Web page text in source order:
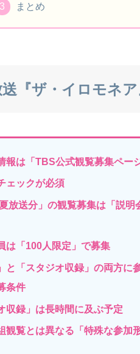
まとめ
『ザ・イロモネ
報は「TBS公式観覧募集ペー
ェックが必須
夏放送分」の観覧募集は「説明
は「100人限定」で募集
と「スタジオ収録」の両方に
条件
収録」は長時間に及ぶ予定
観覧とは異なる「特殊な参加